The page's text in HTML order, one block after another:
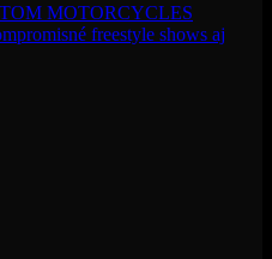
MOTORCYCLES
freestyle shows aj